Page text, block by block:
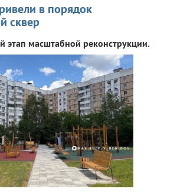
в порядок
сквер
этап масштабной реконструкции.